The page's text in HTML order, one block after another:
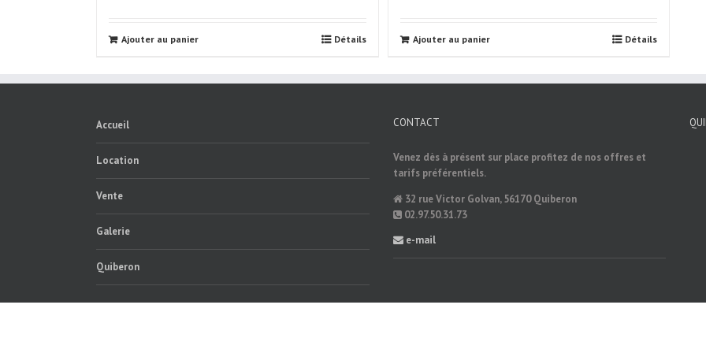
Ajouter au panier Détails Ajouter au panier Détails
Accueil
Location
Vente
Galerie
Quiberon
CONTACT
Venez dès à présent sur place profitez de nos offres et
tarifs préférentiels.
32 rue Victor Golvan, 56170 Quiberon
02.97.50.31.73
e-mail